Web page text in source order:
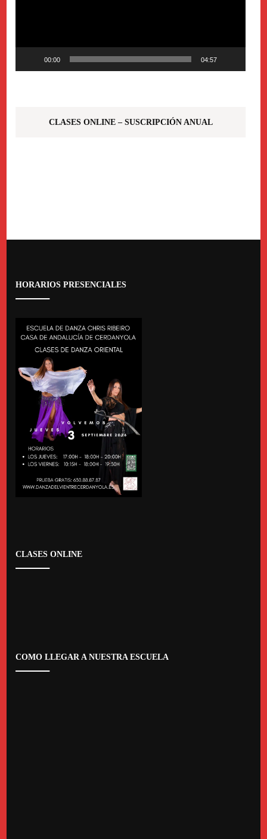
00:00 04:57
CLASES ONLINE – SUSCRIPCIÓN ANUAL
HORARIOS PRESENCIALES
CLASES ONLINE
COMO LLEGAR A NUESTRA ESCUELA